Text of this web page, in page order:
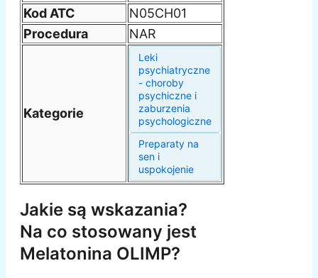
Kod ATC
N05CH01
Procedura
NAR
Kategorie
Leki
psychiatryczne
- choroby
psychiczne i
zaburzenia
psychologiczne
Preparaty na
sen i
uspokojenie
Jakie są wskazania?
Na co stosowany jest
Melatonina OLIMP?